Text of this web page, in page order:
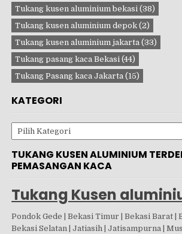
Tukang kusen aluminium bekasi (38)
Tukang kusen aluminium depok (2)
Tukang kusen aluminium jakarta (33)
Tukang pasang kaca Bekasi (44)
Tukang Pasang kaca Jakarta (15)
KATEGORI
Kategori
TUKANG KUSEN ALUMINIUM
PEMASANGAN KACA
Tukang Kusen
Pondok Gede | Bekasi Timur | Bekasi Barat |
Bekasi Selatan | Jatiasih | Jatisampurna |